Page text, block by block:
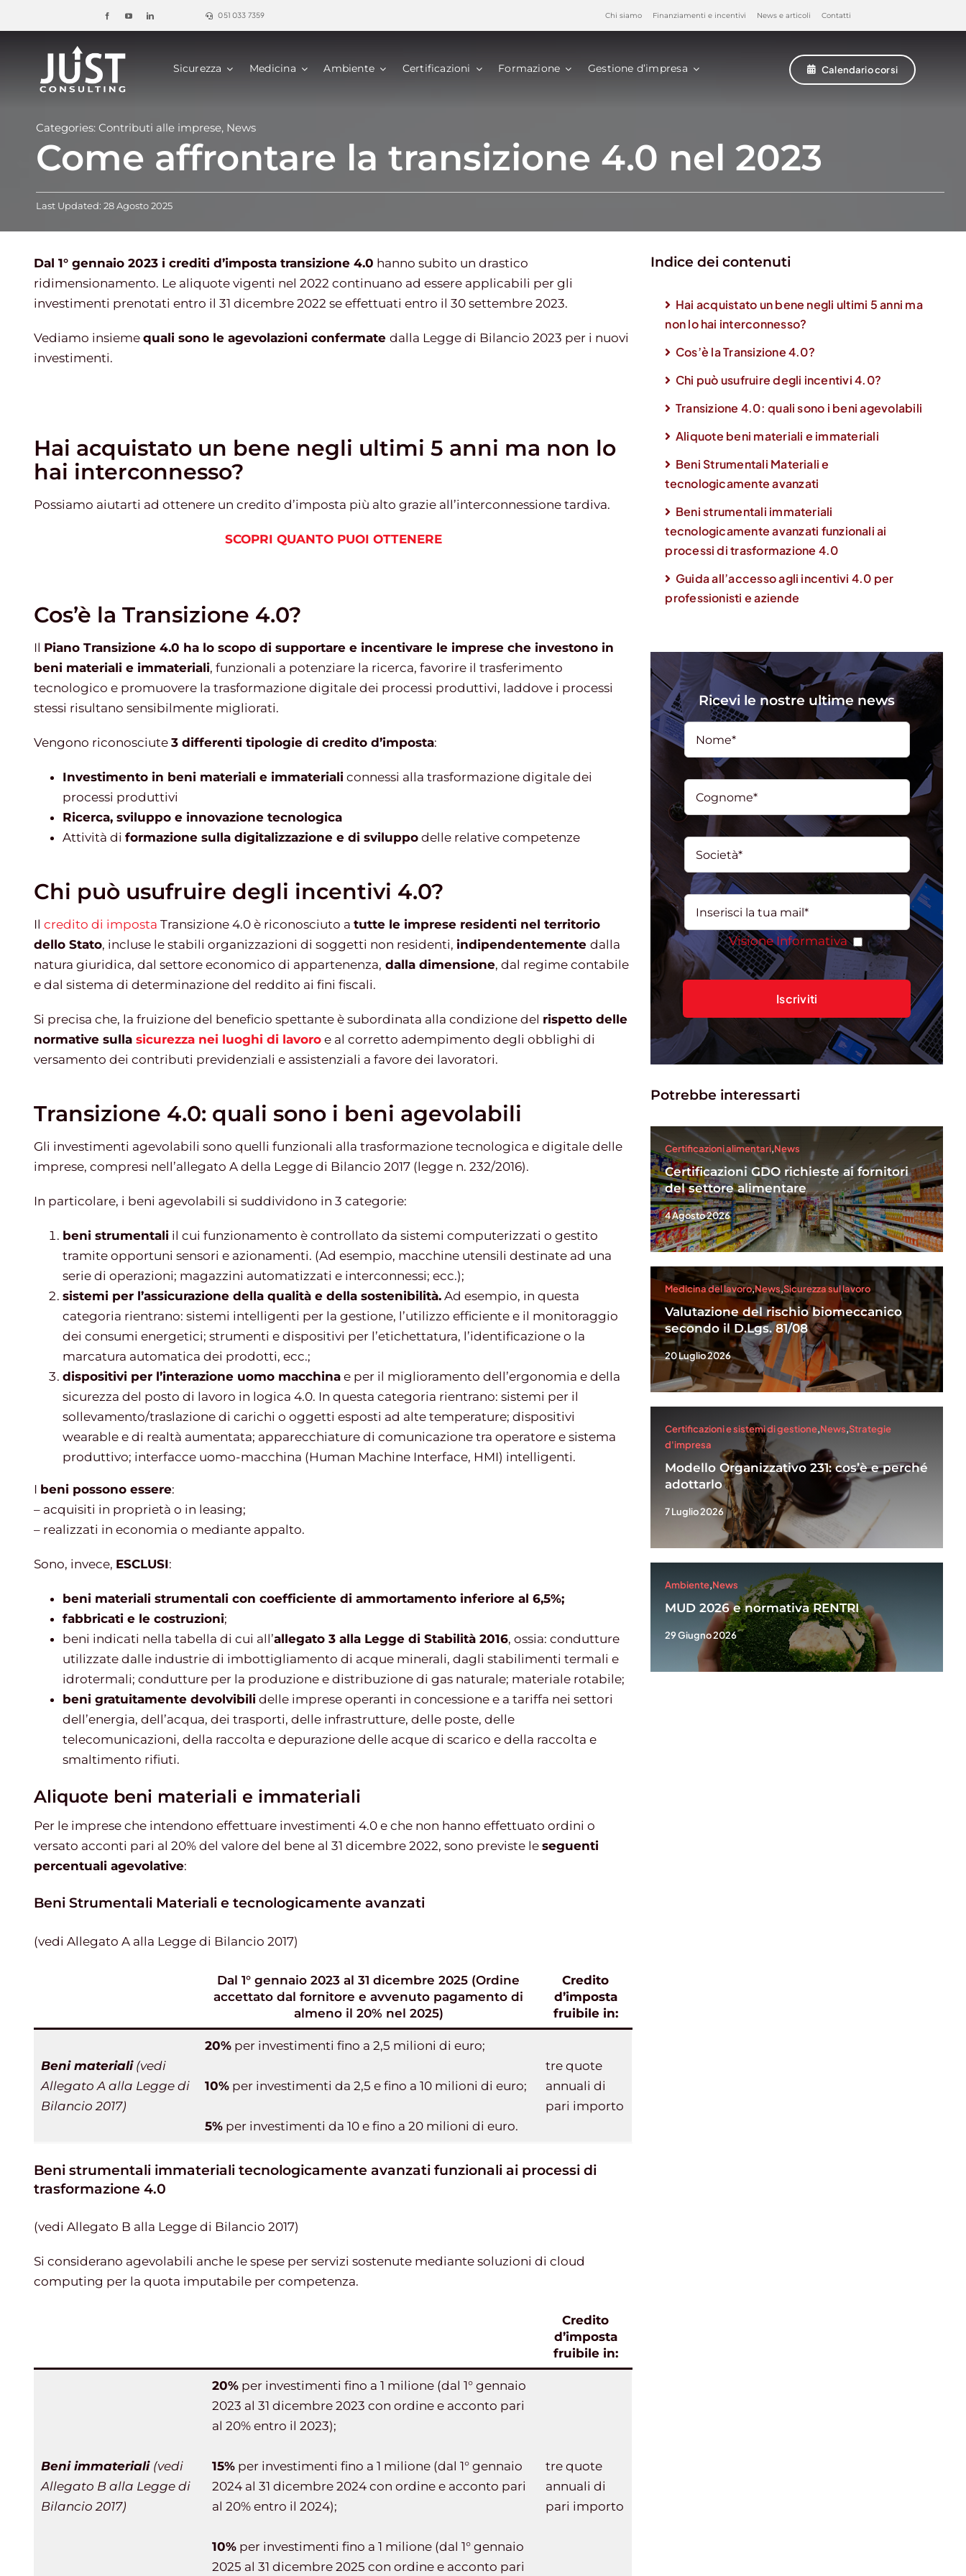
al
contenuto
051 033 7359 Chi siamo Finanziamenti e incentivi News e articoli Contatti
Sicurezza Medicina Ambiente Certificazioni Formazione Gestione d’impresa Calendario corsi
Categories: Contributi alle imprese, News
Come affrontare la transizione 4.0 nel 2023
Last Updated: 28 Agosto 2025
Dal 1° gennaio 2023 i crediti d’imposta transizione 4.0 hanno subito un drastico
ridimensionamento. Le aliquote vigenti nel 2022 continuano ad essere applicabili per gli
investimenti prenotati entro il 31 dicembre 2022 se effettuati entro il 30 settembre 2023.
Vediamo insieme quali sono le agevolazioni confermate dalla Legge di Bilancio 2023 per i nuovi
investimenti.
Hai acquistato un bene negli ultimi 5 anni ma non lo
hai interconnesso?
Possiamo aiutarti ad ottenere un credito d’imposta più alto grazie all’interconnessione tardiva.
SCOPRI QUANTO PUOI OTTENERE
Cos’è la Transizione 4.0?
Il Piano Transizione 4.0 ha lo scopo di supportare e incentivare le imprese che investono in
beni materiali e immateriali, funzionali a potenziare la ricerca, favorire il trasferimento
tecnologico e promuovere la trasformazione digitale dei processi produttivi, laddove i processi
stessi risultano sensibilmente migliorati.
Vengono riconosciute 3 differenti tipologie di credito d’imposta:
Investimento in beni materiali e immateriali connessi alla trasformazione digitale dei
processi produttivi
Ricerca, sviluppo e innovazione tecnologica
Attività di formazione sulla digitalizzazione e di sviluppo delle relative competenze
Chi può usufruire degli incentivi 4.0?
Il credito di imposta Transizione 4.0 è riconosciuto a tutte le imprese residenti nel territorio
dello Stato, incluse le stabili organizzazioni di soggetti non residenti, indipendentemente dalla
natura giuridica, dal settore economico di appartenenza, dalla dimensione, dal regime contabile
e dal sistema di determinazione del reddito ai fini fiscali.
Si precisa che, la fruizione del beneficio spettante è subordinata alla condizione del rispetto delle
normative sulla sicurezza nei luoghi di lavoro e al corretto adempimento degli obblighi di
versamento dei contributi previdenziali e assistenziali a favore dei lavoratori.
Transizione 4.0: quali sono i beni agevolabili
Gli investimenti agevolabili sono quelli funzionali alla trasformazione tecnologica e digitale delle
imprese, compresi nell’allegato A della Legge di Bilancio 2017 (legge n. 232/2016).
In particolare, i beni agevolabili si suddividono in 3 categorie:
beni strumentali il cui funzionamento è controllato da sistemi computerizzati o gestito
tramite opportuni sensori e azionamenti. (Ad esempio, macchine utensili destinate ad una
serie di operazioni; magazzini automatizzati e interconnessi; ecc.);
sistemi per l’assicurazione della qualità e della sostenibilità. Ad esempio, in questa
categoria rientrano: sistemi intelligenti per la gestione, l’utilizzo efficiente e il monitoraggio
dei consumi energetici; strumenti e dispositivi per l’etichettatura, l’identificazione o la
marcatura automatica dei prodotti, ecc.;
dispositivi per l’interazione uomo macchina e per il miglioramento dell’ergonomia e della
sicurezza del posto di lavoro in logica 4.0. In questa categoria rientrano: sistemi per il
sollevamento/traslazione di carichi o oggetti esposti ad alte temperature; dispositivi
wearable e di realtà aumentata; apparecchiature di comunicazione tra operatore e sistema
produttivo; interfacce uomo-macchina (Human Machine Interface, HMI) intelligenti.
I beni possono essere:
– acquisiti in proprietà o in leasing;
– realizzati in economia o mediante appalto.
Sono, invece, ESCLUSI:
beni materiali strumentali con coefficiente di ammortamento inferiore al 6,5%;
fabbricati e le costruzioni;
beni indicati nella tabella di cui all’allegato 3 alla Legge di Stabilità 2016, ossia: condutture
utilizzate dalle industrie di imbottigliamento di acque minerali, dagli stabilimenti termali e
idrotermali; condutture per la produzione e distribuzione di gas naturale; materiale rotabile;
beni gratuitamente devolvibili delle imprese operanti in concessione e a tariffa nei settori
dell’energia, dell’acqua, dei trasporti, delle infrastrutture, delle poste, delle
telecomunicazioni, della raccolta e depurazione delle acque di scarico e della raccolta e
smaltimento rifiuti.
Aliquote beni materiali e immateriali
Per le imprese che intendono effettuare investimenti 4.0 e che non hanno effettuato ordini o
versato acconti pari al 20% del valore del bene al 31 dicembre 2022, sono previste le seguenti
percentuali agevolative:
Beni Strumentali Materiali e tecnologicamente avanzati
(vedi Allegato A alla Legge di Bilancio 2017)
Dal 1° gennaio 2023 al 31 dicembre 2025 (Ordine
accettato dal fornitore e avvenuto pagamento di
almeno il 20% nel 2025)
Credito
d’imposta
fruibile in:
Beni materiali(vedi
Allegato A alla Legge di
Bilancio 2017)
20%per investimenti fino a 2,5 milioni di euro;
10%per investimenti da 2,5 e fino a 10 milioni di euro;
5%per investimenti da 10 e fino a 20 milioni di euro.
tre quote
annuali di
pari importo
Beni strumentali immateriali tecnologicamente avanzati funzionali ai processi di
trasformazione 4.0
(vedi Allegato B alla Legge di Bilancio 2017)
Si considerano agevolabili anche le spese per servizi sostenute mediante soluzioni di cloud
computing per la quota imputabile per competenza.
Credito
d’imposta
fruibile in:
Beni immateriali (vedi
Allegato B alla Legge di
Bilancio 2017)
20%per investimenti fino a 1 milione (dal 1° gennaio
2023 al 31 dicembre 2023 con ordine e acconto pari
al 20% entro il 2023);
15%per investimenti fino a 1 milione (dal 1° gennaio
2024 al 31 dicembre 2024 con ordine e acconto pari
al 20% entro il 2024);
10%per investimenti fino a 1 milione (dal 1° gennaio
2025 al 31 dicembre 2025 con ordine e acconto pari
tre quote
annuali di
pari importo
Indice dei contenuti
Hai acquistato un bene negli ultimi 5 anni ma
non lo hai interconnesso?
Cos’è la Transizione 4.0?
Chi può usufruire degli incentivi 4.0?
Transizione 4.0: quali sono i beni agevolabili
Aliquote beni materiali e immateriali
Beni Strumentali Materiali e
tecnologicamente avanzati
Beni strumentali immateriali
tecnologicamente avanzati funzionali ai
processi di trasformazione 4.0
Guida all’accesso agli incentivi 4.0 per
professionisti e aziende
Ricevi le nostre ultime news
Visione Informativa
Potrebbe interessarti
Certificazioni alimentari,News
Certificazioni GDO richieste ai fornitori
del settore alimentare
4 Agosto 2026
Medicina del lavoro,News,Sicurezza sul lavoro
Valutazione del rischio biomeccanico
secondo il D.Lgs. 81/08
20 Luglio 2026
Certificazioni e sistemi di gestione,News,Strategie
d'impresa
Modello Organizzativo 231: cos’è e perché
adottarlo
7 Luglio 2026
Ambiente,News
MUD 2026 e normativa RENTRI
29 Giugno 2026